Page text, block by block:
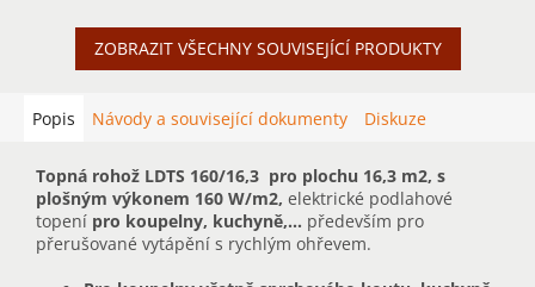
ZOBRAZIT VŠECHNY SOUVISEJÍCÍ PRODUKTY
Popis Návody a související dokumenty Diskuze
Topná rohož LDTS 160/16,3 pro plochu 16,3 m2, s
plošným výkonem 160 W/m2, elektrické podlahové
topení pro koupelny, kuchyně,... především pro
přerušované vytápění s rychlým ohřevem.